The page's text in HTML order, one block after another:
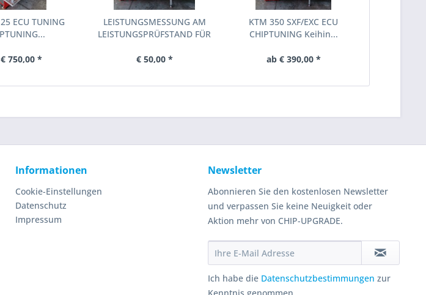
ECU TUNING
750,00 *
LEISTUNGSMESSUNG AM
LEISTUNGSPRÜFSTAND FÜR
€ 50,00 *
KTM 350 SXF/EXC ECU
CHIPTUNING Keihin...
ab € 390,00 *
Informationen
Cookie-Einstellungen
Datenschutz
Impressum
Newsletter
Abonnieren Sie den kostenlosen Newsletter
und verpassen Sie keine Neuigkeit oder
Aktion mehr von CHIP-UPGRADE.
Ich habe die Datenschutzbestimmungen zur